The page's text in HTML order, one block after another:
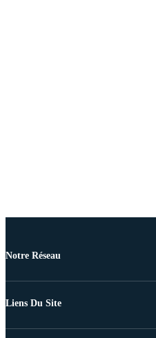
Notre Réseau
Liens Du Site